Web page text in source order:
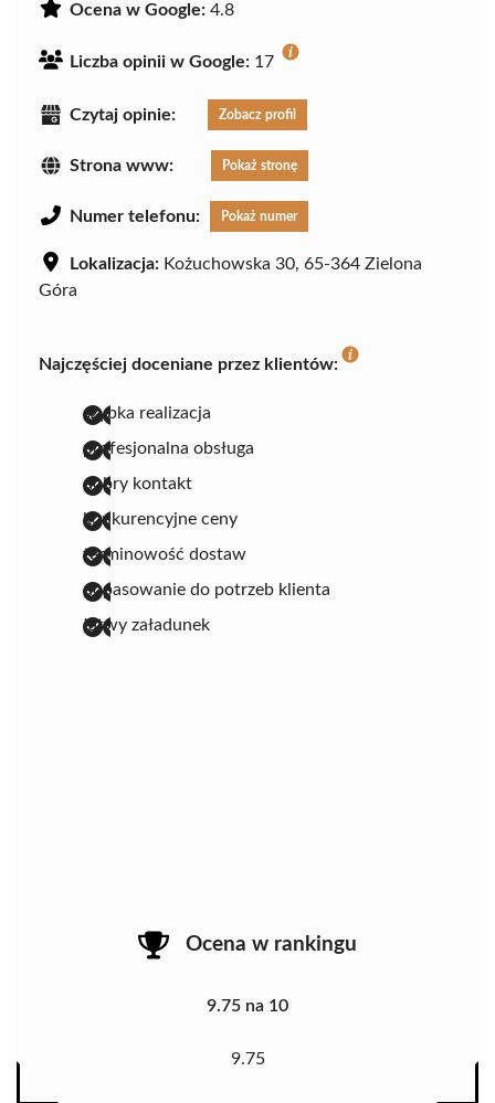
Ocena w Google: 4.8
Liczba opinii w Google: 17
Czytaj opinie: Zobacz profil
Strona www: Pokaż stronę
Numer telefonu: Pokaż numer
Lokalizacja: Kożuchowska 30, 65-364 Zielona
Góra
Najczęściej doceniane przez klientów:
szybka realizacja
profesjonalna obsługa
dobry kontakt
konkurencyjne ceny
terminowość dostaw
dopasowanie do potrzeb klienta
łatwy załadunek
Ocena w rankingu
9.75 na 10
9.75